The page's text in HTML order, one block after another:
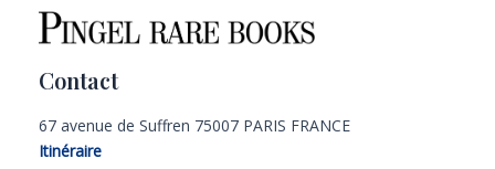
Contact
67 avenue de Suffren 75007 PARIS FRANCE
Itinéraire